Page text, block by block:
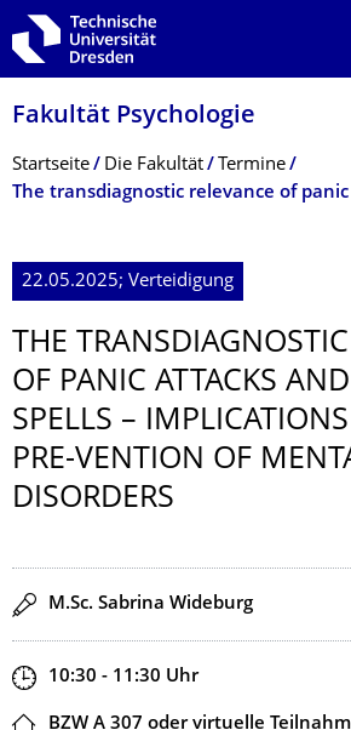
Zur Hauptnavigation springen
Zur Suche springen
Zum Inhalt springen
Fakultät Psychologie
Breadcrumb-Menü
Startseite Die Fakultät
Termine
22.05.2025; Verteidigung
THE
OF PANIC ATTACKS
SPELLS –
PRE-VENTION OF
DISORDERS
Redner
M.Sc. Sabrina Wideburg
Zeit
10:30 - 11:30 Uhr
Ort
BZW A 307 oder virtuelle